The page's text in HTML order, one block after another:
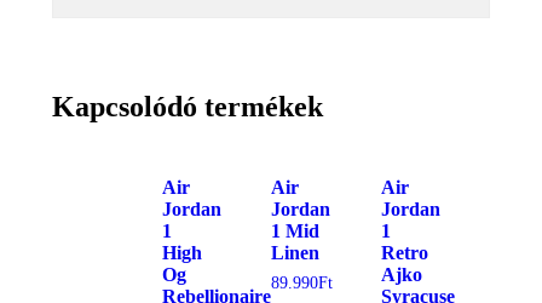
Kapcsolódó termékek
Air
Jordan
1
High
Og
Rebellionaire
Air
Jordan
1 Mid
Linen
89.990Ft
Air
Jordan
1
Retro
Ajko
Syracuse